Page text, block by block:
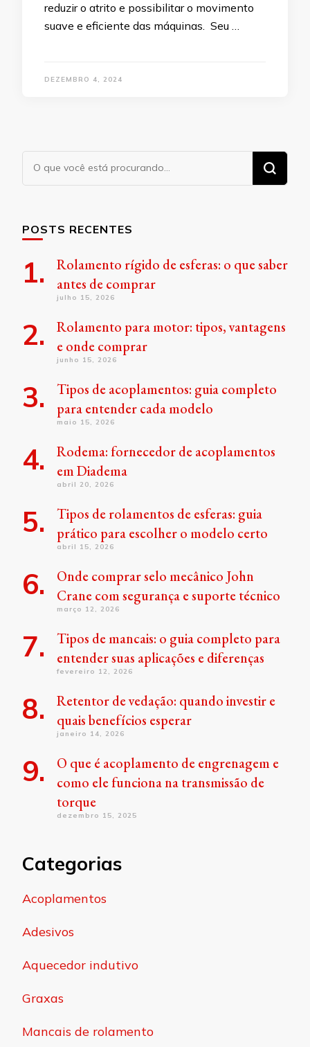
reduzir o atrito e possibilitar o movimento
suave e eficiente das máquinas. Seu …
DEZEMBRO 4, 2024
Procurando
algo?
POSTS RECENTES
Rolamento rígido de esferas: o que saber
antes de comprar
julho 15, 2026
Rolamento para motor: tipos, vantagens
e onde comprar
junho 15, 2026
Tipos de acoplamentos: guia completo
para entender cada modelo
maio 15, 2026
Rodema: fornecedor de acoplamentos
em Diadema
abril 20, 2026
Tipos de rolamentos de esferas: guia
prático para escolher o modelo certo
abril 15, 2026
Onde comprar selo mecânico John
Crane com segurança e suporte técnico
março 12, 2026
Tipos de mancais: o guia completo para
entender suas aplicações e diferenças
fevereiro 12, 2026
Retentor de vedação: quando investir e
quais benefícios esperar
janeiro 14, 2026
O que é acoplamento de engrenagem e
como ele funciona na transmissão de
torque
dezembro 15, 2025
Categorias
Acoplamentos
Adesivos
Aquecedor indutivo
Graxas
Mancais de rolamento